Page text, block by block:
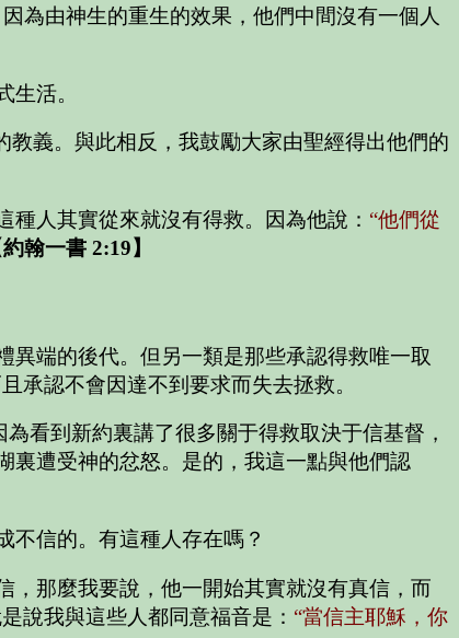
為由神生的重生的效果，他們中間沒有一個人
活。
義。與此相反，我鼓勵大家由聖經得出他們的
人其實從來就沒有得救。因為他說： “他們從
約翰一書 2:19】
異端的後代。但另一類是那些承認得救唯一取
承認不會因達不到要求而失去拯救。
看到新約裏講了很多關于得救取決于信基督，
裏遭受神的忿怒。是的，我這一點與他們認
不信的。有這種人存在嗎？
，那麼我要說，他一開始其實就沒有真信，而
說我與這些人都同意福音是： “當信主耶穌，你